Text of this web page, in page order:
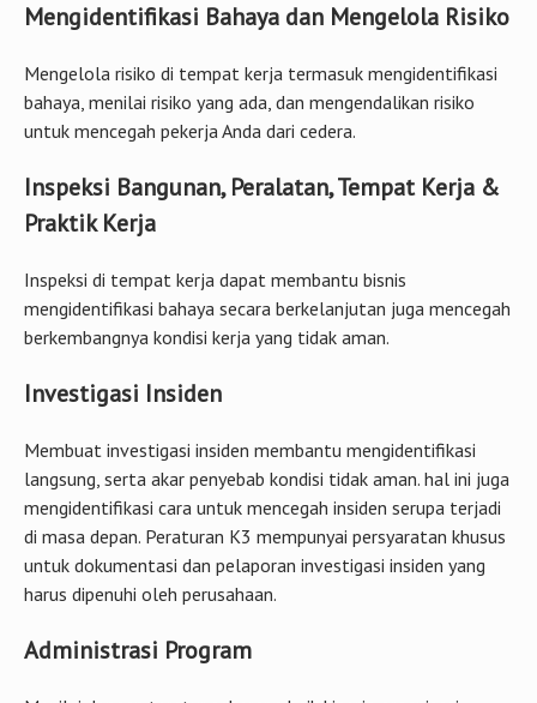
Mengidentifikasi Bahaya dan Mengelola Risiko
Mengelola risiko di tempat kerja termasuk mengidentifikasi
bahaya, menilai risiko yang ada, dan mengendalikan risiko
untuk mencegah pekerja Anda dari cedera.
Inspeksi Bangunan, Peralatan, Tempat Kerja &
Praktik Kerja
Inspeksi di tempat kerja dapat membantu bisnis
mengidentifikasi bahaya secara berkelanjutan juga mencegah
berkembangnya kondisi kerja yang tidak aman.
Investigasi Insiden
Membuat investigasi insiden membantu mengidentifikasi
langsung, serta akar penyebab kondisi tidak aman. hal ini juga
mengidentifikasi cara untuk mencegah insiden serupa terjadi
di masa depan. Peraturan K3 mempunyai persyaratan khusus
untuk dokumentasi dan pelaporan investigasi insiden yang
harus dipenuhi oleh perusahaan.
Administrasi Program